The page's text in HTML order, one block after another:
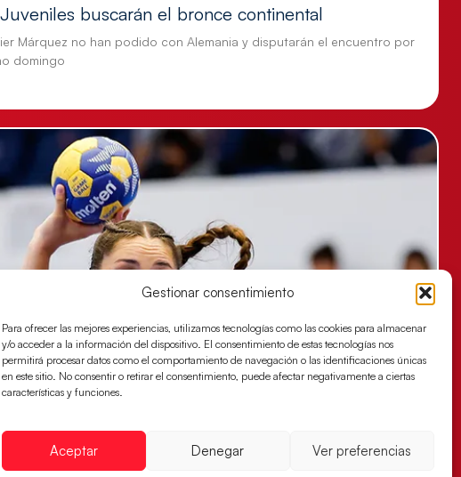
Gestionar consentimiento
Para ofrecer las mejores experiencias, utilizamos tecnologías como las cookies para almacenar
y/o acceder a la información del dispositivo. El consentimiento de estas tecnologías nos
permitirá procesar datos como el comportamiento de navegación o las identificaciones únicas
en este sitio. No consentir o retirar el consentimiento, puede afectar negativamente a ciertas
características y funciones.
Aceptar Denegar Ver preferencias
buscarán el bronce continental
Márquez no han podido con Alemania y disputarán el encuentro por
domingo